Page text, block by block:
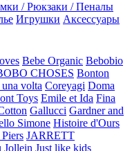
/ Рюкзаки / Пеналы
Игрушки Аксессуары
Bebe Organic Bebobio
CHOSES Bonton
volta Coreyagi Doma
Toys Emile et Ida Fina
Gallucci Gardner and
Simone Histoire d'Ours
JARRETT
Jollein Just like kids